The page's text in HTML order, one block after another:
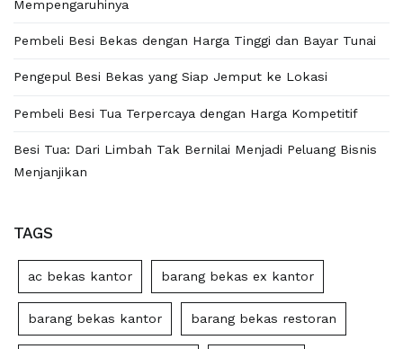
Mempengaruhinya
Pembeli Besi Bekas dengan Harga Tinggi dan Bayar Tunai
Pengepul Besi Bekas yang Siap Jemput ke Lokasi
Pembeli Besi Tua Terpercaya dengan Harga Kompetitif
Besi Tua: Dari Limbah Tak Bernilai Menjadi Peluang Bisnis
Menjanjikan
TAGS
ac bekas kantor barang bekas ex kantor
barang bekas kantor barang bekas restoran